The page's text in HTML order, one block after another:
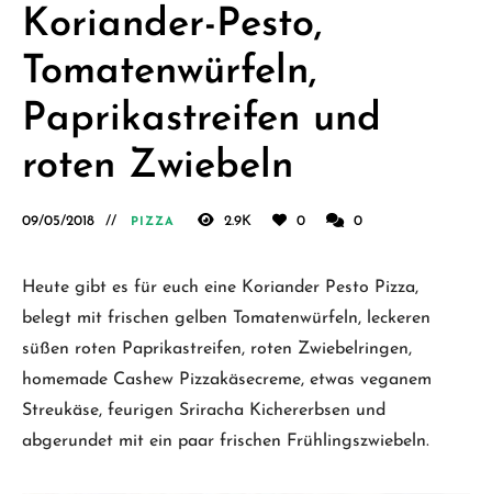
für jeden
Tag
Koriander-Pesto,
Tomatenwürfeln,
Paprikastreifen und
roten Zwiebeln
09/05/2018 PIZZA 2.9K 0 0
Heute gibt es für euch eine Koriander Pesto Pizza,
belegt mit frischen gelben Tomatenwürfeln, leckeren
süßen roten Paprikastreifen, roten Zwiebelringen,
homemade Cashew Pizzakäsecreme, etwas veganem
Streukäse, feurigen Sriracha Kichererbsen und
abgerundet mit ein paar frischen Frühlingszwiebeln.